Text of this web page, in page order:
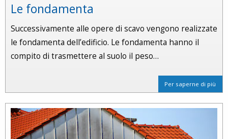
Le fondamenta
Successivamente alle opere di scavo vengono realizzate
le fondamenta dell’edificio. Le fondamenta hanno il
compito di trasmettere al suolo il peso…
Per saperne di più